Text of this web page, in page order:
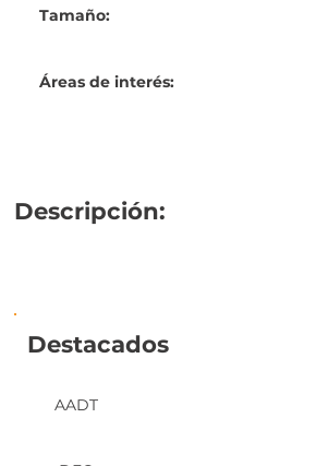
Descripción:
AADT
Destacados
Tamaño:
Áreas de interés: